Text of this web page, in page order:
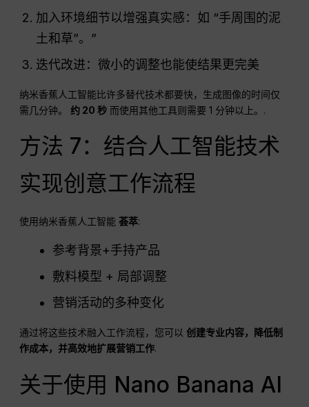
加入环境细节以增强真实感：如 “手周围的泥
土和草”。”
迭代改进：微小的调整也能使结果更完美
纳米香蕉人工智能比许多替代技术都要快，生成图像的时间仅
需几分钟。约 20 秒 而使用其他工具则需要 1 分钟以上。.
方法 7：结合人工智能技术
实现创意工作流程
使用纳米香蕉人工智能荟萃:
参考背景+手持产品
敷料模型 + 局部调整
营销活动的多种变化
通过将这些技术融入工作流程，您可以创建专业内容，降低制
作成本，并高效地扩展营销工作.
关于使用 Nano Banana AI